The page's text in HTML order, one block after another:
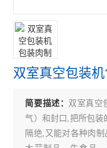
双室真空包装
简要描述： 双室真空
气）和封口,把所包装
隔绝,又能对各种肉制